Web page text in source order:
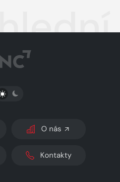
PŘEPNOUT SVĚTLÝ/TMAVÝ REŽIM
O nás
Kontakty